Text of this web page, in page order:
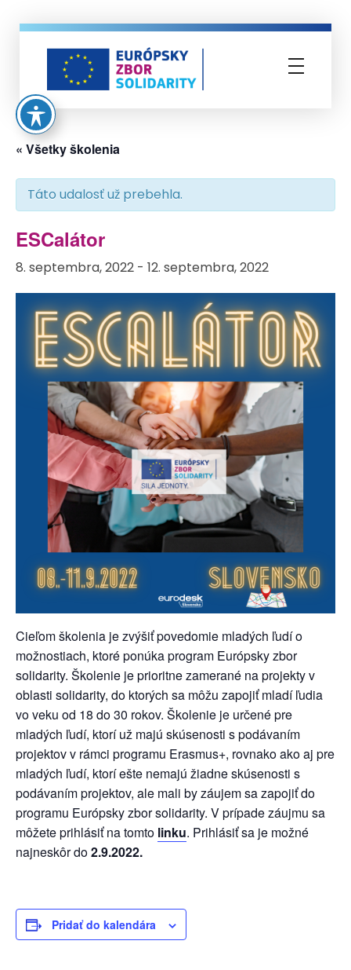
« Všetky školenia
Táto udalosť už prebehla.
ESCalátor
8. septembra, 2022 - 12. septembra, 2022
Cieľom školenia je zvýšiť povedomie mladých ľudí o
možnostiach, ktoré ponúka program Európsky zbor
solidarity. Školenie je prioritne zamerané na projekty v
oblasti solidarity, do ktorých sa môžu zapojiť mladí ľudia
vo veku od 18 do 30 rokov. Školenie je určené pre
mladých ľudí, ktorí už majú skúsenosti s podávaním
projektov v rámci programu Erasmus+, rovnako ako aj pre
mladých ľudí, ktorí ešte nemajú žiadne skúsenosti s
podávaním projektov, ale mali by záujem sa zapojiť do
programu Európsky zbor solidarity. V prípade záujmu sa
môžete prihlásiť na tomto linku. Prihlásiť sa je možné
najneskôr do2.9.2022.
Pridať do kalendára